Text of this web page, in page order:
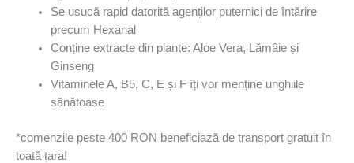
Se usucă rapid datorită agenților puternici de întărire
precum Hexanal
Conține extracte din plante: Aloe Vera, Lămâie și
Ginseng
Vitaminele A, B5, C, E și F îți vor menține unghiile
sănătoase
*comenzile peste 400 RON beneficiază de transport gratuit în
toată țara!